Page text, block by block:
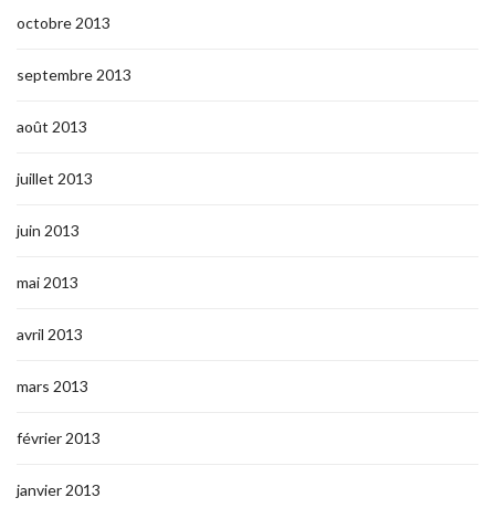
octobre 2013
septembre 2013
août 2013
juillet 2013
juin 2013
mai 2013
avril 2013
mars 2013
février 2013
janvier 2013